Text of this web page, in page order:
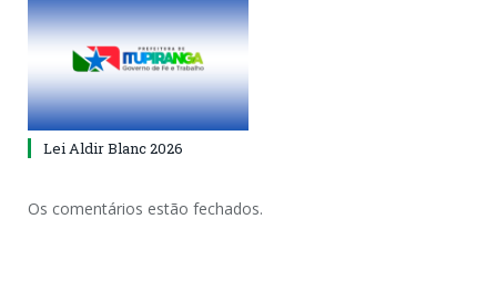
Lei Aldir Blanc 2026
Os comentários estão fechados.